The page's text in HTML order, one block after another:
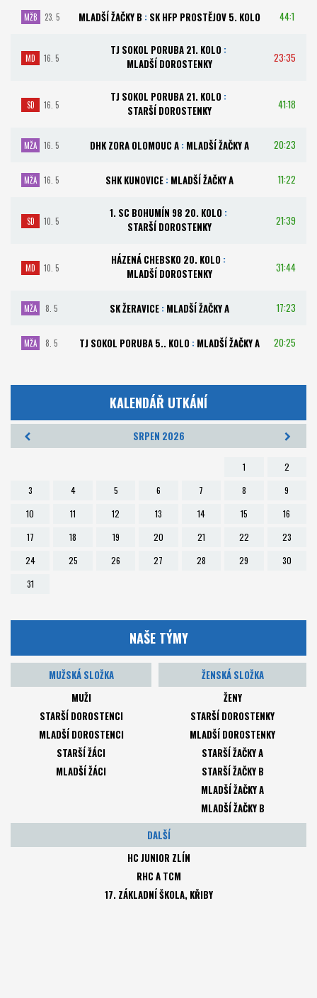
MŽB 23. 5 MLADŠÍ ŽAČKY B : SK HFP PROSTĚJOV 5. KOLO 44:1
MD 16. 5
TJ SOKOL PORUBA 21. KOLO :
MLADŠÍ DOROSTENKY
23:35
SD 16. 5
TJ SOKOL PORUBA 21. KOLO :
STARŠÍ DOROSTENKY
41:18
MŽA 16. 5 DHK ZORA OLOMOUC A: MLADŠÍ ŽAČKY A 20:23
MŽA 16. 5 SHK KUNOVICE: MLADŠÍ ŽAČKY A 11:22
SD 10. 5
1. SC BOHUMÍN 98 20. KOLO :
STARŠÍ DOROSTENKY
21:39
MD 10. 5
HÁZENÁ CHEBSKO 20. KOLO :
MLADŠÍ DOROSTENKY
31:44
MŽA 8. 5 SK ŽERAVICE: MLADŠÍ ŽAČKY A 17:23
MŽA 8. 5 TJ SOKOL PORUBA 5.. KOLO : MLADŠÍ ŽAČKY A 20:25
KALENDÁŘ UTKÁNÍ
SRPEN 2026
1
2
3
4 5 6 7 8
9
10
11 12 13 14 15
16
17
18 19 20 21 22
23
24
25 26 27 28 29
30
31
NAŠE TÝMY
MUŽSKÁ SLOŽKA
MUŽI
STARŠÍ DOROSTENCI
MLADŠÍ DOROSTENCI
STARŠÍ ŽÁCI
MLADŠÍ ŽÁCI
ŽENSKÁ SLOŽKA
ŽENY
STARŠÍ DOROSTENKY
MLADŠÍ DOROSTENKY
STARŠÍ ŽAČKY A
STARŠÍ ŽAČKY B
MLADŠÍ ŽAČKY A
MLADŠÍ ŽAČKY B
DALŠÍ
HC JUNIOR ZLÍN
RHC A TCM
17. ZÁKLADNÍ ŠKOLA, KŘIBY